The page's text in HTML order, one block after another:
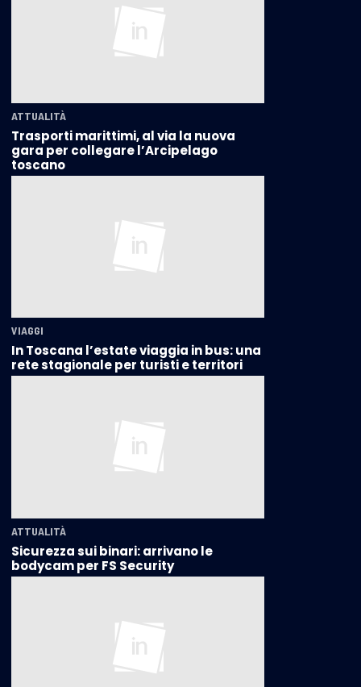
ATTUALITÀ
Trasporti marittimi, al via la nuova
gara per collegare l’Arcipelago
toscano
VIAGGI
In Toscana l’estate viaggia in bus: una
rete stagionale per turisti e territori
ATTUALITÀ
Sicurezza sui binari: arrivano le
bodycam per FS Security